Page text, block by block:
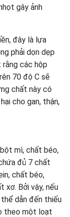
gây ảnh
đây là lựa
phải dọn dẹp
rằng các hộp
70 độ C sẽ
chất này có
cho gan, thận,
mì, chất béo,
đủ 7 chất
chất béo,
xơ. Bởi vậy, nếu
dẫn đến thiếu
theo một loạt